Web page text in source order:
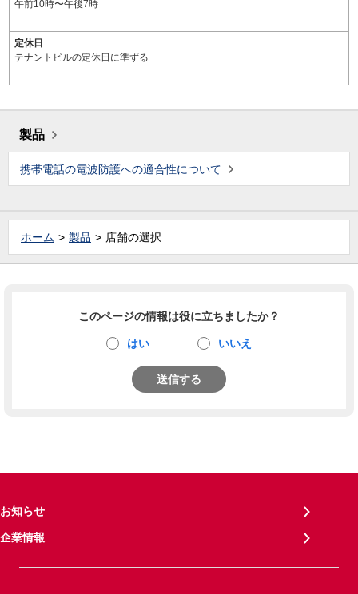
午前10時〜午後7時
定休日
テナントビルの定休日に準ずる
製品
携帯電話の電波防護への適合性について
ホーム 製品 店舗の選択
このページの情報は役に立ちましたか？
はい いいえ
送信する
お知らせ
企業情報